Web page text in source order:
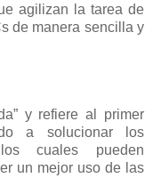
agilizan la tarea de
de manera sencilla y
y refiere al primer
a solucionar los
cuales pueden
un mejor uso de las